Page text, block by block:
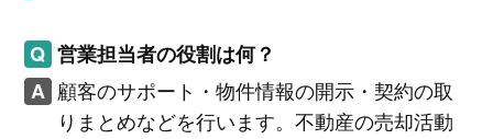
営業担当者の役割は何？
顧客のサポート・物件情報の開示・契約の取
りまとめなどを行います。不動産の売却活動